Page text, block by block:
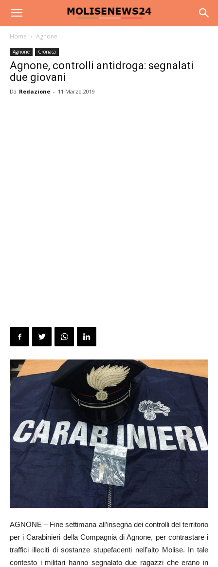
Home Agnone
Agnone Cronaca
Agnone, controlli antidroga: segnalati
due giovani
Da Redazione - 11 Marzo 2019
AGNONE – Fine settimana all’insegna dei controlli del territorio
per i Carabinieri della Compagnia di Agnone, per contrastare i
traffici illeciti di sostanze stupefacenti nell’alto Molise. In tale
contesto i militari hanno segnalato due ragazzi che erano in